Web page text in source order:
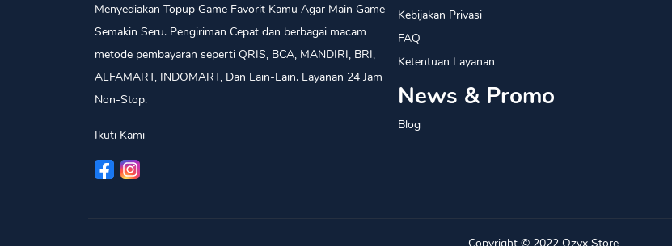
Menyediakan Topup Game Favorit Kamu Agar Main Game
Semakin Seru. Pengiriman Cepat dan berbagai macam
metode pembayaran seperti QRIS, BCA, MANDIRI, BRI,
ALFAMART, INDOMART, Dan Lain-Lain. Layanan 24 Jam
Non-Stop.
Ikuti Kami
Kebijakan Privasi
FAQ
Ketentuan Layanan
News & Promo
Blog